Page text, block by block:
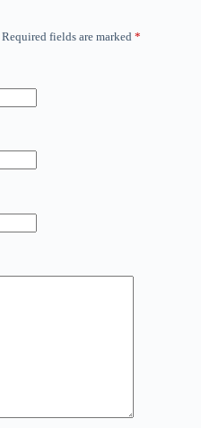
Required fields are marked *